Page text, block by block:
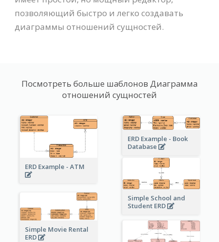
позволяющий быстро и легко создавать
диаграммы отношений сущностей.
Посмотреть больше шаблонов Диаграмма
отношений сущностей
ERD Example - ATM
ERD Example - Book
Database
Simple School and
Student ERD
Simple Movie Rental
ERD